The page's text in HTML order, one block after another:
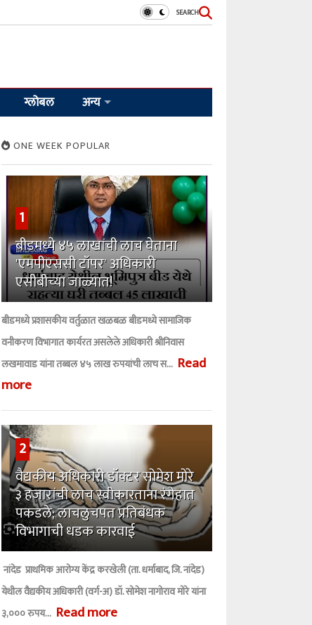
SEARCH
ग्लोबल अन्य
ONE WEEK POPULAR
1
बीडमध्ये ४५ लाखांची लाच घेताना
'एमपीएससी टॉपर' अधिकारी
एसीबीच्या जाळ्यात!
बीडमध्ये प्रशासकीय वर्तुळात खळबळ ​बीडमध्ये सामाजिक
वनीकरण विभागात कार्यरत असलेले अधिकारी श्रीनिवास
लखमावाड यांना तब्बल ४५ लाख रुपयांची लाच स... Read
more
2
वैद्यकीय अधिकारी डॉक्टर सोमेश मोरे
३ हजारांची लाच स्वीकारताना रंगेहात
पकडले; लाचलुचपत प्रतिबंधक
विभागाची धडक कारवाई
​ नांदेड प्राथमिक आरोग्य केंद्र करखेली (ता. धर्माबाद, जि. नांदेड)
येथील वैद्यकीय अधिकारी (वर्ग-अ) डॉ. सोमेश नागोराव मोरे यांना
३,००० रुपय... Read more